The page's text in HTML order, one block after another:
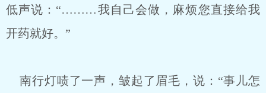
低声说：“………我自己会做，麻烦您直接给我
开药就好。”
南行灯啧了一声，皱起了眉毛，说：“事儿怎